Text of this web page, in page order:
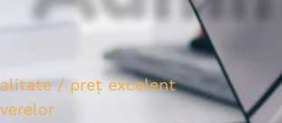
/ preț excelent